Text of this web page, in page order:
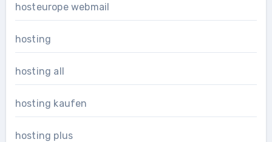
hosteurope webmail
hosting
hosting all
hosting kaufen
hosting plus